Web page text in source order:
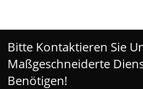
Bitte Kontaktieren Sie
Maßgeschneiderte
Benötigen!